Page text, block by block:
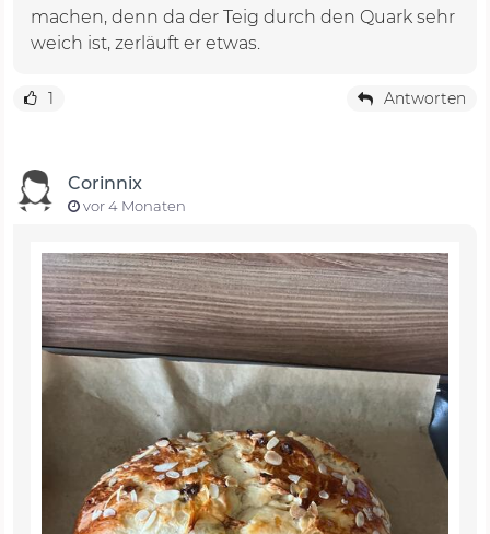
machen, denn da der Teig durch den Quark sehr
weich ist, zerläuft er etwas.
1 Antworten
Corinnix
vor 4 Monaten